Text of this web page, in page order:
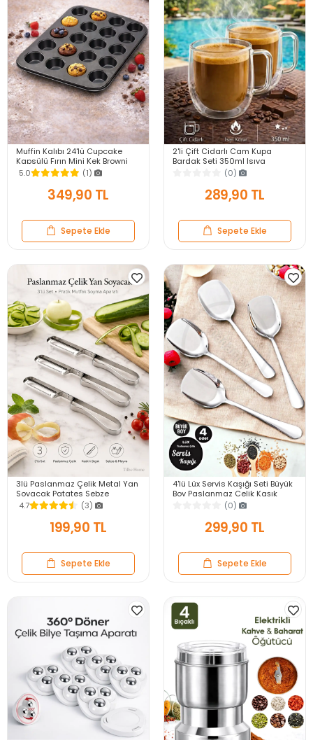
Muffin Kalıbı 24'lü Cupcake
Kapsülü Fırın Mini Kek Browni
Kekstra Kurabiye Kalıbı Muffin
Baking Pan
5.0 (1)
349,90 TL
Sepete Ekle
2'li Çift Cidarlı Cam Kupa
Bardak Seti 350ml Isıya
Dayanıklı Espresso Sunum
Kulplu Kahve Bardağı
(0)
289,90 TL
Sepete Ekle
3lü Paslanmaz Çelik Metal Yan
Soyacak Patates Sebze
Salatalık Havuç Soyacağı
Mutfak Soyma Aparatı
4.7 (3)
199,90 TL
Sepete Ekle
4'lü Lüx Servis Kaşığı Seti Büyük
Boy Paslanmaz Çelik Kaşık
Salata Yemek Mutfak Kaşığı
(0)
299,90 TL
Sepete Ekle